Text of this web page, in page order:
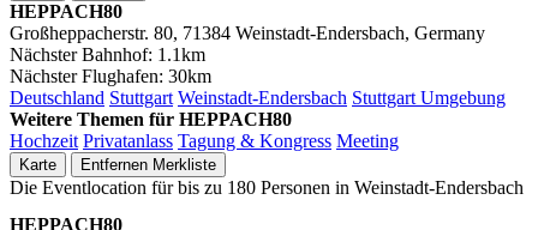
HEPPACH80
Großheppacherstr. 80, 71384 Weinstadt-Endersbach, Germany
Nächster Bahnhof: 1.1km
Nächster Flughafen: 30km
Deutschland Stuttgart Weinstadt-Endersbach Stuttgart Umgebung
Weitere Themen für HEPPACH80
Hochzeit Privatanlass Tagung & Kongress Meeting
Karte Entfernen Merkliste
Die Eventlocation für bis zu 180 Personen in Weinstadt-Endersbach
HEPPACH80